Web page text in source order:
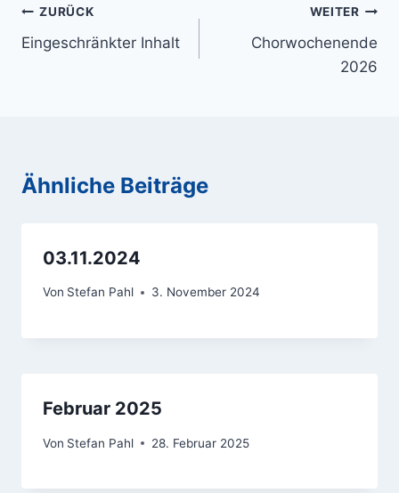
Beitragsnavigation
ZURÜCK
Eingeschränkter Inhalt
WEITER
Chorwochenende
2026
Ähnliche Beiträge
03.11.2024
Von Stefan Pahl 3. November 2024
Februar 2025
Von Stefan Pahl 28. Februar 2025